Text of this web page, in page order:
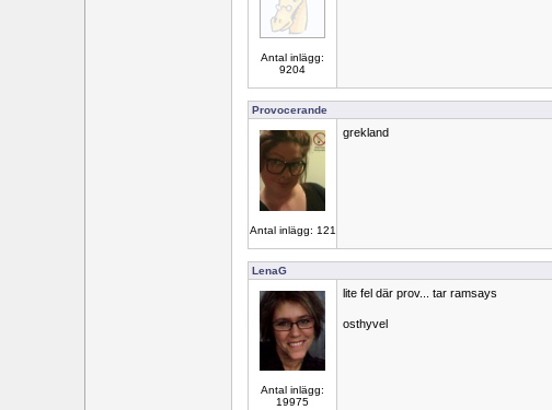
Antal inlägg:
9204
Provocerande
Antal inlägg: 121
grekland
LenaG
Antal inlägg:
19975
lite fel där prov... tar ramsays
osthyvel